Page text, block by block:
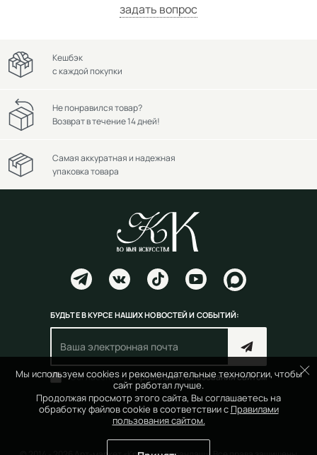
задать вопрос
Мы используем cookies и рекомендательные технологии, чтобы
сайт работал лучше.
Продолжая просмотр этого сайта, Вы соглашаетесь на
обработку файлов cookie в соответствии с Правилами
пользования сайтом.
Кешбэк
с каждой покупки
Не понравился товар?
Возврат в течение 14 дней!
Самая аккуратная и надежная
упаковка товара
БУДЬТЕ В КУРСЕ НАШИХ НОВОСТЕЙ И СОБЫТИЙ:
Согласен(на) справилами пользования сайтом